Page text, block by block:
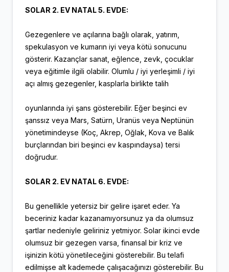
SOLAR 2. EV NATAL 5. EVDE:
Gezegenlere ve açılarına bağlı olarak, yatırım,
spekulasyon ve kumarın iyi veya kötü sonucunu
gösterir. Kazançlar sanat, eğlence, zevk, çocuklar
veya eğitimle ilgili olabilir. Olumlu / iyi yerleşimli / iyi
açı almış gezegenler, kasplarla birlikte talih
oyunlarında iyi şans gösterebilir. Eğer beşinci ev
şanssız veya Mars, Satürn, Uranüs veya Neptünün
yönetimindeyse (Koç, Akrep, Oğlak, Kova ve Balık
burçlarından biri beşinci ev kaspındaysa) tersi
doğrudur.
SOLAR 2. EV NATAL 6. EVDE:
Bu genellikle yetersiz bir gelire işaret eder. Ya
beceriniz kadar kazanamıyorsunuz ya da olumsuz
şartlar nedeniyle geliriniz yetmiyor. Solar ikinci evde
olumsuz bir gezegen varsa, finansal bir kriz ve
işinizin kötü yönetileceğini gösterebilir. Bu telafi
edilmişse alt kademede çalışacağınızı gösterebilir. Bu